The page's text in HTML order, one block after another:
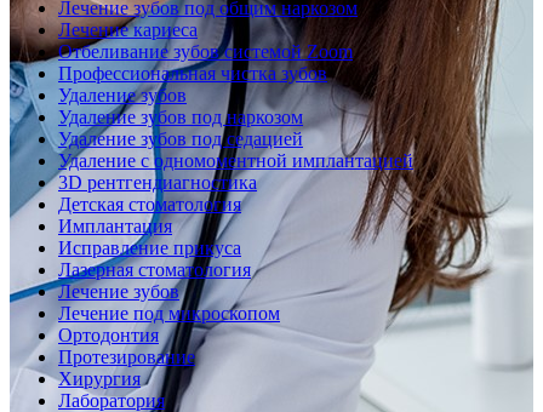
Лечение зубов под общим наркозом
Лечение кариеса
Отбеливание зубов системой Zoom
Профессиональная чистка зубов
Удаление зубов
Удаление зубов под наркозом
Удаление зубов под седацией
Удаление с одномоментной имплантацией
3D рентгендиагностика
Детская стоматология
Имплантация
Исправление прикуса
Лазерная стоматология
Лечение зубов
Лечение под микроскопом
Ортодонтия
Протезирование
Хирургия
Лаборатория